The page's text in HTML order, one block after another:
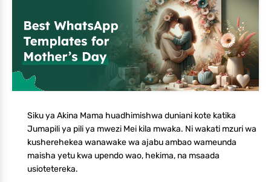
Siku ya Akina Mama huadhimishwa duniani kote katika
Jumapili ya pili ya mwezi Mei kila mwaka. Ni wakati mzuri wa
kusherehekea wanawake wa ajabu ambao wameunda
maisha yetu kwa upendo wao, hekima, na msaada
usiotetereka.